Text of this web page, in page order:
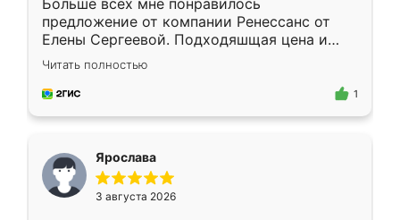
Больше всех мне понравилось
предложение от компании Ренессанс от
Елены Сергеевой. Подходяшщая цена и
короткие сроки изготовления. Приехавший
для замера сотрудник Владислав
предложил по моему эскизу самый
Читать полностью
1
Ярослава
3 августа 2026